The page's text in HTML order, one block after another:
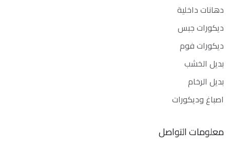
دهانات داخلية
ديكورات جبس
ديكورات فوم
بديل الخشب
بديل الرخام
اصباغ وديكورات
معلومات التواصل